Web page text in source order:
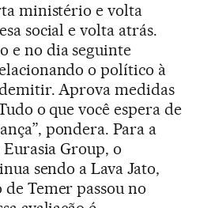
ministério e volta
social e volta atrás.
e no dia seguinte
o político à
Aprova medidas
o que você espera de
pondera. Para a
Group, o
sendo a Lava Jato,
de Temer passou no